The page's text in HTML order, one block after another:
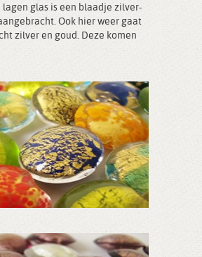
glas is een blaadje zilver-
Ook hier weer gaat
zilver en goud. Deze komen